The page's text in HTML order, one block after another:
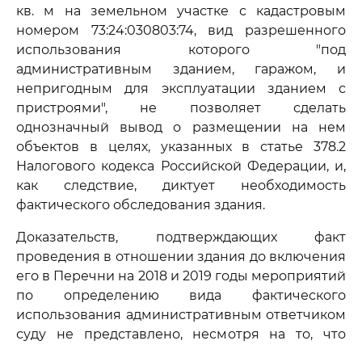
кв. м на земельном участке с кадастровым
номером 73:24:030803:74, вид разрешенного
использования которого "под
административным зданием, гаражом, и
непригодным для эксплуатации зданием с
пристроями", не позволяет сделать
однозначный вывод о размещении на нем
объектов в целях, указанных в статье 378.2
Налогового кодекса Российской Федерации, и,
как следствие, диктует необходимость
фактического обследования здания.
Доказательств, подтверждающих факт
проведения в отношении здания до включения
его в Перечни на 2018 и 2019 годы мероприятий
по определению вида фактического
использования административным ответчиком
суду не представлено, несмотря на то, что